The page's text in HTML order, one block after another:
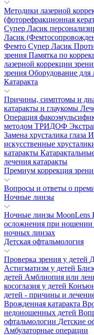
Методики лазерной
(фоторефракционная
Супер Ласик
Ласик
Фемто Супер Ласик
зрения Памятка по
лазерной коррекции
зрения Оборудование для
Катаракта
Причины, симптомы и
катаракты и глаукомы
Операция
методом ТРИДОФ
Замена хрусталика глаза
искусственные
катаракты
лечения катаракты
Премиум коррекция
Вопросы и ответы о
Ночные линзы
Ночные линзы MoonLens
осложнения при
ночных линзах
Детская офтальмология
Проверка зрения у детей
Астигматизм у детей
детей Амблиопия или
косоглазия у детей
детей - причины и
Врожденная катаракта
недоношенных детей
офтальмологии Детские
Амбулаторные операции